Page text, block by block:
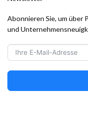
Abonnieren Sie, um
und